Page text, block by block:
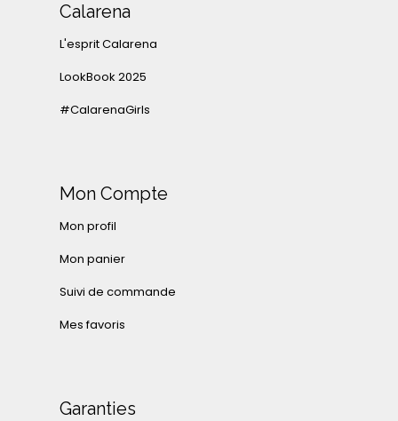
Calarena
L'esprit Calarena
LookBook 2025
#CalarenaGirls
Mon Compte
Mon profil
Mon panier
Suivi de commande
Mes favoris
Garanties